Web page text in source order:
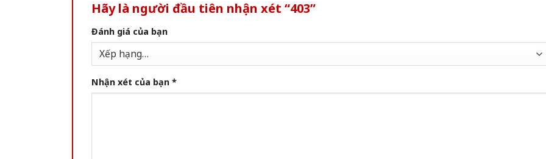
Hãy là người đầu tiên nhận xét “403”
Đánh giá của bạn
Nhận xét của bạn *